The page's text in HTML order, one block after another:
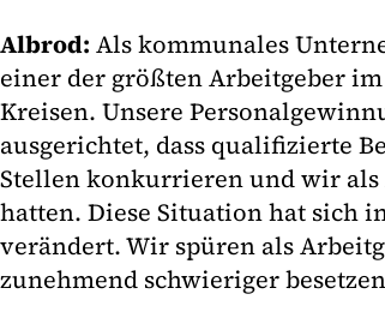
Albrod: Als kommunales
einer der größten Arbeitgeber
Kreisen. Unsere
ausgerichtet, dass qualifizierte
Stellen konkurrieren und wir als
hatten. Diese Situation hat sich
verändert. Wir spüren als
zunehmend schwieriger